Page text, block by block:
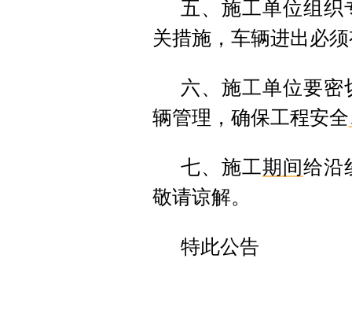
五、施工单位组
关措施，车辆进出必
六、施工单位要
辆管理，确保工程安全
七、施工期间给沿
敬请谅解。
特此